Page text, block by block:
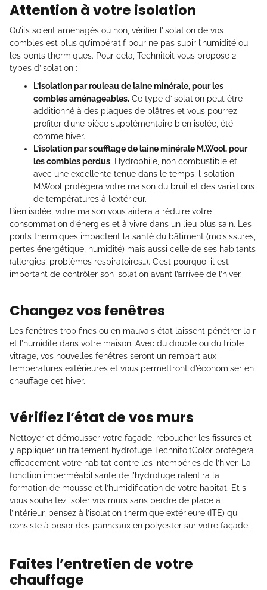
Attention à votre isolation
Qu’ils soient aménagés ou non, vérifier l’isolation de vos
combles est plus qu’impératif pour ne pas subir l’humidité ou
les ponts thermiques. Pour cela, Technitoit vous propose 2
types d’isolation :
L’isolation par rouleau de laine minérale, pour les
combles aménageables. Ce type d’isolation peut être
additionné à des plaques de plâtres et vous pourrez
profiter d’une pièce supplémentaire bien isolée, été
comme hiver.
L’isolation par soufflage de laine minérale M.Wool, pour
les combles perdus. Hydrophile, non combustible et
avec une excellente tenue dans le temps, l’isolation
M.Wool protègera votre maison du bruit et des variations
de températures à l’extérieur.
Bien isolée, votre maison vous aidera à réduire votre
consommation d’énergies et à vivre dans un lieu plus sain. Les
ponts thermiques impactent la santé du bâtiment (moisissures,
pertes énergétique, humidité) mais aussi celle de ses habitants
(allergies, problèmes respiratoires…). C’est pourquoi il est
important de contrôler son isolation avant l’arrivée de l’hiver.
Changez vos fenêtres
Les fenêtres trop fines ou en mauvais état laissent pénétrer l’air
et l’humidité dans votre maison. Avec du double ou du triple
vitrage, vos nouvelles fenêtres seront un rempart aux
températures extérieures et vous permettront d’économiser en
chauffage cet hiver.
Vérifiez l’état de vos murs
Nettoyer et démousser votre façade, reboucher les fissures et
y appliquer un traitement hydrofuge TechnitoitColor protègera
efficacement votre habitat contre les intempéries de l’hiver. La
fonction imperméabilisante de l’hydrofuge ralentira la
formation de mousse et l’humidification de votre habitat. Et si
vous souhaitez isoler vos murs sans perdre de place à
l’intérieur, pensez à l’isolation thermique extérieure (ITE) qui
consiste à poser des panneaux en polyester sur votre façade.
Faites l’entretien de votre
chauffage